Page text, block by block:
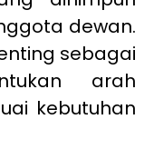
dewan.
sebagai
arah
kebutuhan